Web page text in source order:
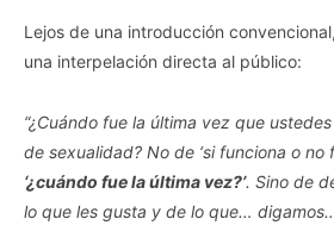
Lejos de una introducción
una interpelación directa al público:
“¿Cuándo fue la última vez que
de sexualidad? No de ‘si funciona o no
‘¿cuándo fue la última vez?’. Sino de
lo que les gusta y de lo que…